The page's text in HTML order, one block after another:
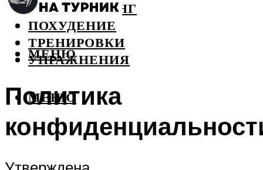
БОДИБИЛДИНГ
ПОХУДЕНИЕ
ТРЕНИРОВКИ
УПРАЖНЕНИЯ
МЕНЮ
МЕНЮ
Политика